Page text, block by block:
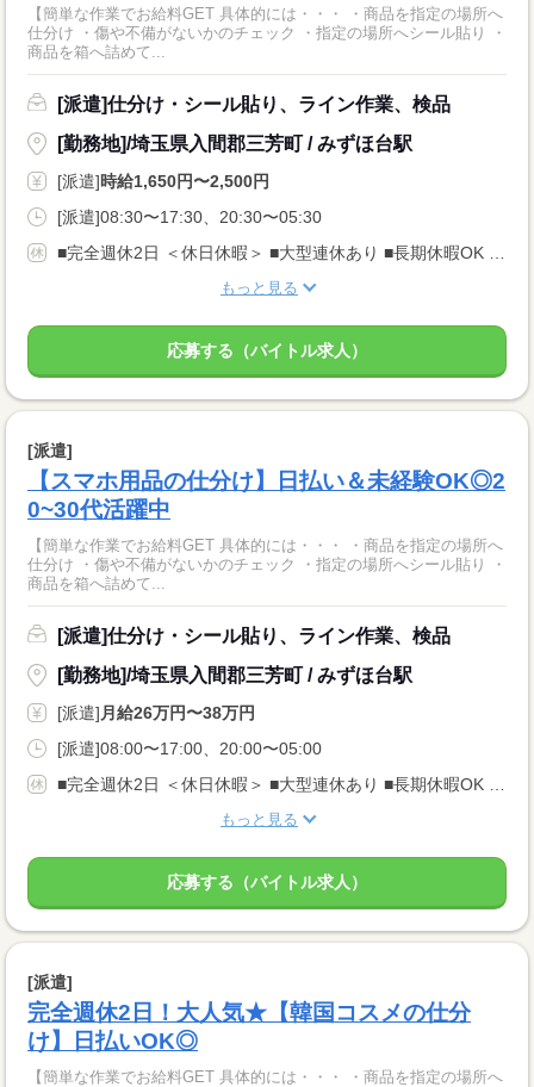
【簡単な作業でお給料GET 具体的には・・・ ・商品を指定の場所へ
仕分け ・傷や不備がないかのチェック ・指定の場所へシール貼り ・
商品を箱へ詰めて...
[派遣]仕分け・シール貼り、ライン作業、検品
[勤務地]/埼玉県入間郡三芳町 / みずほ台駅
[派遣]時給1,650円〜2,500円
[派遣]08:30〜17:30、20:30〜05:30
■完全週休2日 ＜休日休暇＞ ■大型連休あり ■長期休暇OK ■ご家庭都合のお休み調整OK ■産休・育休取得実績あり
もっと見る
応募する（バイトル求人）
[派遣]
【スマホ用品の仕分け】日払い＆未経験OK◎2
0~30代活躍中
【簡単な作業でお給料GET 具体的には・・・ ・商品を指定の場所へ
仕分け ・傷や不備がないかのチェック ・指定の場所へシール貼り ・
商品を箱へ詰めて...
[派遣]仕分け・シール貼り、ライン作業、検品
[勤務地]/埼玉県入間郡三芳町 / みずほ台駅
[派遣]月給26万円〜38万円
[派遣]08:00〜17:00、20:00〜05:00
■完全週休2日 ＜休日休暇＞ ■大型連休あり ■長期休暇OK ■ご家庭都合のお休み調整OK ■産休・育休取得実績あり
もっと見る
応募する（バイトル求人）
[派遣]
完全週休2日！大人気★【韓国コスメの仕分
け】日払いOK◎
【簡単な作業でお給料GET 具体的には・・・ ・商品を指定の場所へ